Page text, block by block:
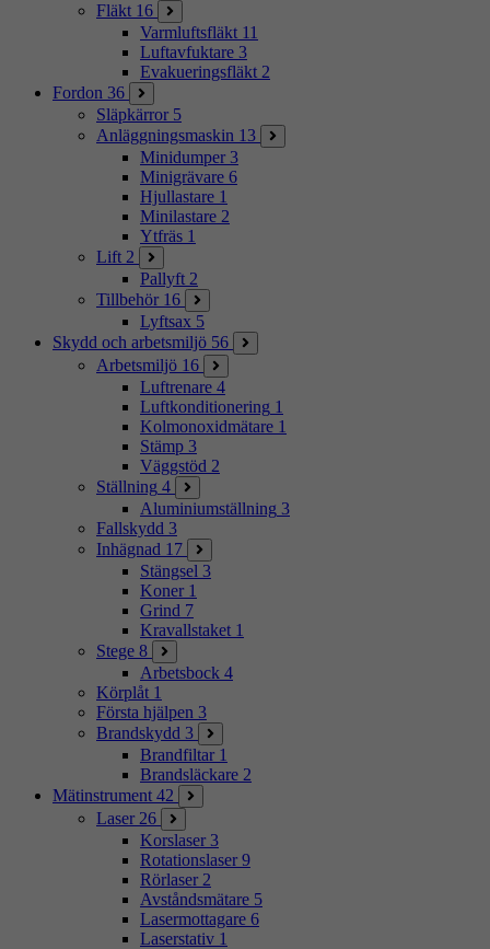
Fläkt 16
Varmluftsfläkt 11
Luftavfuktare 3
Evakueringsfläkt 2
Fordon 36
Släpkärror 5
Anläggningsmaskin 13
Minidumper 3
Minigrävare 6
Hjullastare 1
Minilastare 2
Ytfräs 1
Lift 2
Pallyft 2
Tillbehör 16
Lyftsax 5
Skydd och arbetsmiljö 56
Arbetsmiljö 16
Luftrenare 4
Luftkonditionering 1
Kolmonoxidmätare 1
Stämp 3
Väggstöd 2
Ställning 4
Aluminiumställning 3
Fallskydd 3
Inhägnad 17
Stängsel 3
Koner 1
Grind 7
Kravallstaket 1
Stege 8
Arbetsbock 4
Körplåt 1
Första hjälpen 3
Brandskydd 3
Brandfiltar 1
Brandsläckare 2
Mätinstrument 42
Laser 26
Korslaser 3
Rotationslaser 9
Rörlaser 2
Avståndsmätare 5
Lasermottagare 6
Laserstativ 1